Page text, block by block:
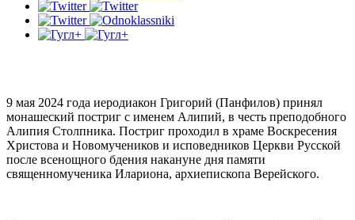
9 мая 2024 года иеродиакон Григорий (Панфилов) принял
монашеский постриг с именем Алипий, в честь преподобного
Алипия Столпника. Постриг проходил в храме Воскресения
Христова и Новомучеников и исповедников Церкви Русской
после всенощного бдения накануне дня памяти
священномученика Илариона, архиепископа Верейского.